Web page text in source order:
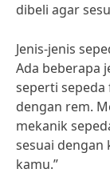
dibeli agar
Jenis-jenis
Ada beberapa
seperti sepeda
dengan rem.
mekanik
sesuai dengan
kamu.”